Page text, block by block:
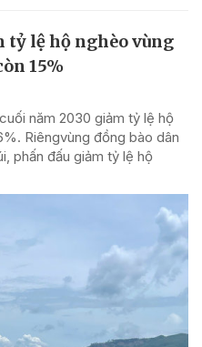
tỷ lệ hộ nghèo vùng
15%
năm 2030 giảm tỷ lệ hộ
Riêngvùng đồng bào dân
phấn đấu giảm tỷ lệ hộ